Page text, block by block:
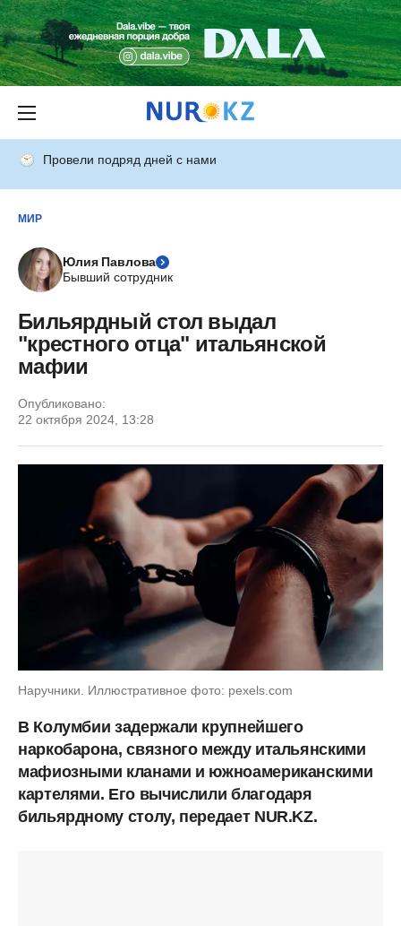
Провели подряд дней с нами
МИР
Юлия Павлова
Бывший сотрудник
Бильярдный стол выдал
"крестного отца" итальянской
мафии
Опубликовано:
22 октября 2024, 13:28
Наручники. Иллюстративное фото: pexels.com
В Колумбии задержали крупнейшего
наркобарона, связного между итальянскими
мафиозными кланами и южноамериканскими
картелями. Его вычислили благодаря
бильярдному столу, передает NUR.KZ.